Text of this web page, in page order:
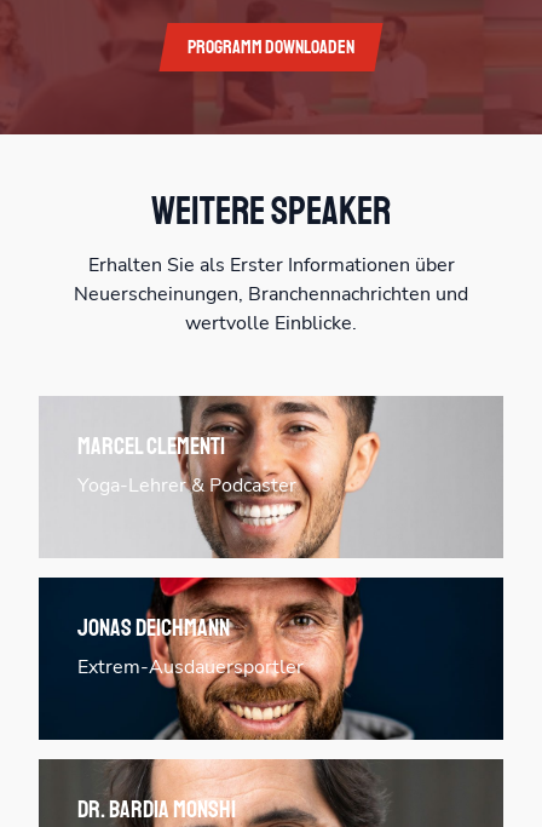
Programm downloaden
Weitere Speaker
Erhalten Sie als Erster Informationen über
Neuerscheinungen, Branchennachrichten und
wertvolle Einblicke.
Marcel Clementi
Yoga-Lehrer & Podcaster
Jonas Deichmann
Extrem-Ausdauersportler
Dr. Bardia Monshi